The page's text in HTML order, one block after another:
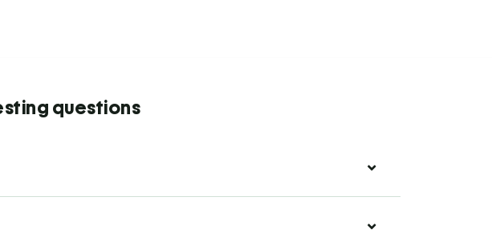
questions